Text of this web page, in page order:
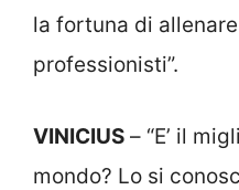
la fortuna di
professionisti”.
VINICIUS – “E’ il
mondo? Lo si